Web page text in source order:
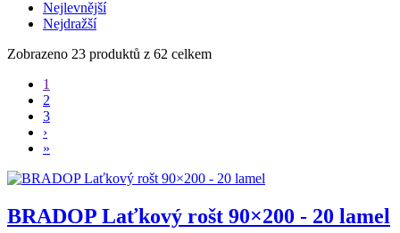
Nejlevnější
Nejdražší
Zobrazeno 23 produktů z 62 celkem
1
2
3
›
»
BRADOP Laťkový rošt 90×200 - 20 lamel